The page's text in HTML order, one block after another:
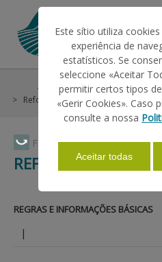
Faça Swipe para ver o menu
O IFAP
AJUDAS/APOIOS
INFORMAÇÕES
ESTATÍSTICAS
Ajudas/Apoios Outras
Reforma Antecipada
Definições
REFORMA
REGRAS E INFORMAÇÕES BÁSICAS
|
Este sítio utiliza
experiência de
estatísticos. Se
seleccione «Aceitar
permitir certos tipos
«Gerir Cookies». Caso
consulte a nossa
Aceitar todas